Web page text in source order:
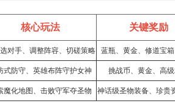
核心玩法 关键奖励
对手、调整阵容、切磋策略 蓝瓶、黄金、修道宝
式防守、英雄布阵守护女神 挑战币、黄金、高
魔化地图、击败守军夺圣物 神话级圣物装备、珍贵